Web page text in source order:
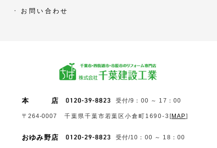
お問い合わせ
本 店 受付/9：00 ～ 17：00
〒264-0007 千葉県千葉市若葉区小倉町1690‐3 [MAP]
おゆみ野店 受付/10：00 ～ 18：00